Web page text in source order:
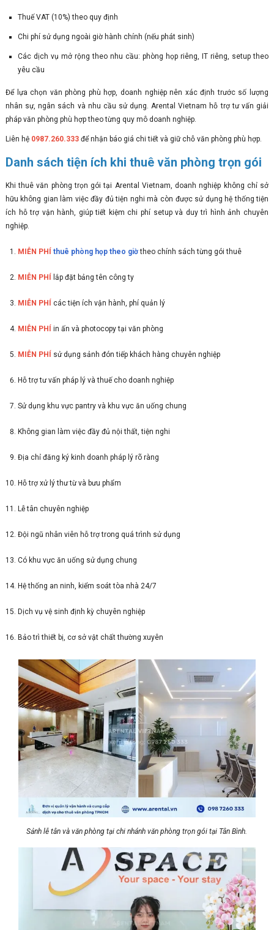
Thuế VAT (10%) theo quy định
Chi phí sử dụng ngoài giờ hành chính (nếu phát sinh)
Các dịch vụ mở rộng theo nhu cầu: phòng họp riêng, IT riêng, setup theo
yêu cầu
Để lựa chọn văn phòng phù hợp, doanh nghiệp nên xác định trước số lượng
nhân sự, ngân sách và nhu cầu sử dụng. Arental Vietnam hỗ trợ tư vấn giải
pháp văn phòng phù hợp theo từng quy mô doanh nghiệp.
Liên hệ 0987.260.333để nhận báo giá chi tiết và giữ chỗ văn phòng phù hợp.
Danh sách tiện ích khi thuê văn phòng trọn gói
Khi thuê văn phòng trọn gói tại Arental Vietnam, doanh nghiệp không chỉ sở
hữu không gian làm việc đầy đủ tiện nghi mà còn được sử dụng hệ thống tiện
ích hỗ trợ vận hành, giúp tiết kiệm chi phí setup và duy trì hình ảnh chuyên
nghiệp.
MIỄN PHÍ thuê phòng họp theo giờ theo chính sách từng gói thuê
MIỄN PHÍ lắp đặt bảng tên công ty
MIỄN PHÍ các tiện ích vận hành, phí quản lý
MIỄN PHÍ in ấn và photocopy tại văn phòng
MIỄN PHÍ sử dụng sảnh đón tiếp khách hàng chuyên nghiệp
Hỗ trợ tư vấn pháp lý và thuế cho doanh nghiệp
Sử dụng khu vực pantry và khu vực ăn uống chung
Không gian làm việc đầy đủ nội thất, tiện nghi
Địa chỉ đăng ký kinh doanh pháp lý rõ ràng
Hỗ trợ xử lý thư từ và bưu phẩm
Lễ tân chuyên nghiệp
Đội ngũ nhân viên hỗ trợ trong quá trình sử dụng
Có khu vực ăn uống sử dụng chung
Hệ thống an ninh, kiểm soát tòa nhà 24/7
Dịch vụ vệ sinh định kỳ chuyên nghiệp
Bảo trì thiết bị, cơ sở vật chất thường xuyên
Sảnh lễ tân và văn phòng tại chi nhánh văn phòng trọn gói tại Tân Bình.